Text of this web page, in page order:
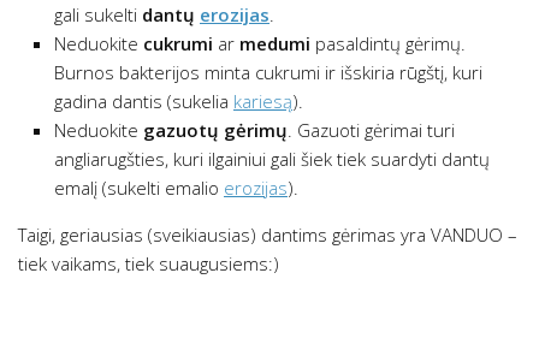
gali sukelti dantų erozijas
Neduokite cukrumi ar medumi pasaldintų gėrimų.
Burnos bakterijos minta cukrumi ir išskiria rūgštį, kuri
gadina dantis (sukelia kariesą).
Neduokite gazuotų gėrimų . Gazuoti gėrimai turi
angliarugšties, kuri ilgainiui gali šiek tiek suardyti dantų
emalį (sukelti emalio erozijas).
Taigi, geriausias (sveikiausias) dantims gėrimas yra VANDUO –
tiek vaikams, tiek suaugusiems:)